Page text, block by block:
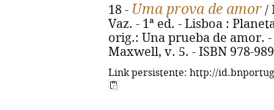
18 - Uma prova de amor /
Vaz. - 1ª ed. - Lisboa :
orig.: Una prueba de amor.
Maxwell, v. 5. - ISBN 978-
Link persistente: http://